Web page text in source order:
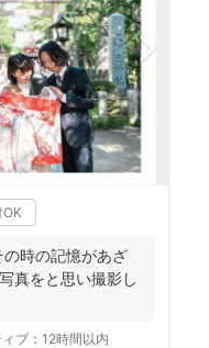
の時の記憶があざ
真をと思い撮影し
ブ： 12時間以内